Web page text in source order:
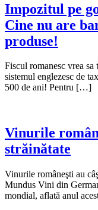
Impozitul pe
Cine nu are
produse!
Fiscul romanesc vrea
sistemul englezesc de
500 de ani! Pentru […]
Vinurile
străinătate
Vinurile româneşti au
Mundus Vini din
mondial, aflată anul